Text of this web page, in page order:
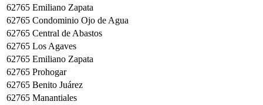
62765 Emiliano Zapata
62765 Condominio Ojo de Agua
62765 Central de Abastos
62765 Los Agaves
62765 Emiliano Zapata
62765 Prohogar
62765 Benito Juárez
62765 Manantiales